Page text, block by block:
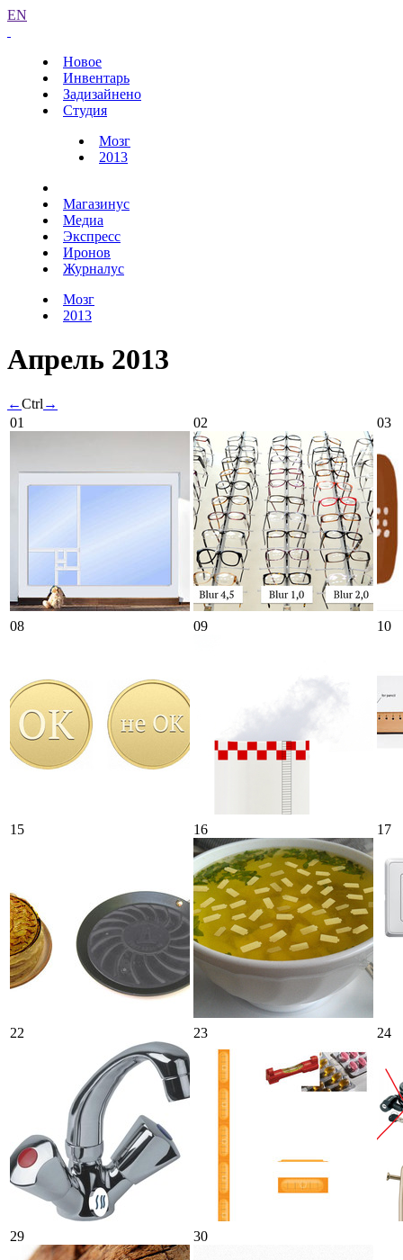
EN
Новое
Инвентарь
Задизайнено
Студия
Мозг
2013
Магазинус
Медиа
Экспресс
Иронов
Журналус
Мозг
2013
Апрель 2013
←Ctrl →
01
02 03
08 09 10
15 16 17
22 23 24
29 30